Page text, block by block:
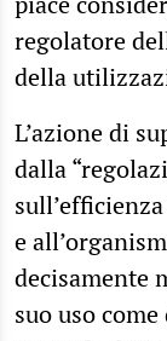
regolatore
della
L’azione di
dalla
e
decisamente
suo uso